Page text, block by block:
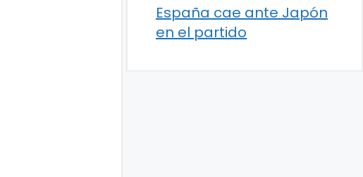
España cae ante Japón
en el partido